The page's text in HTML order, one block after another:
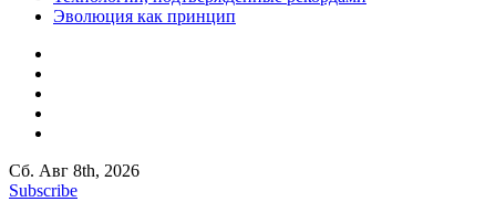
Эволюция как принцип
Сб. Авг 8th, 2026
Subscribe